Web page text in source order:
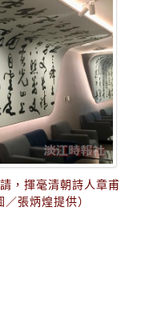
，揮毫清朝詩人章甫
張炳煌提供）